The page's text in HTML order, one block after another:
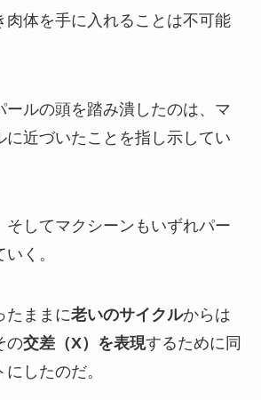
肉体を手に入れることは不可能
ールの頭を踏み潰したのは、マ
に近づいたことを指し示してい
そしてマクシーンもいずれパー
く。
たままに老いのサイクルからは
の交差（X）を表現するために同
したのだ。